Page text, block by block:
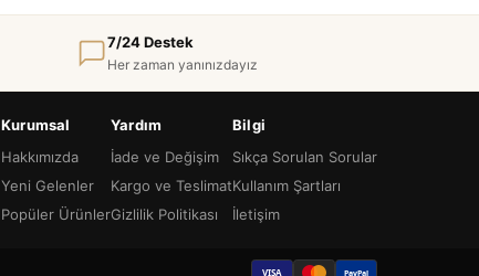
7/24 Destek
Her zaman yanınızdayız
Kurumsal
Hakkımızda
Yeni Gelenler
Popüler Ürünler
Yardım
İade ve Değişim
Kargo ve Teslimat
Gizlilik Politikası
Bilgi
Sıkça Sorulan Sorular
Kullanım Şartları
İletişim
VISA PayPal